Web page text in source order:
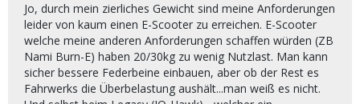
Jo, durch mein zierliches Gewicht sind meine Anforderungen
leider von kaum einen E-Scooter zu erreichen. E-Scooter
welche meine anderen Anforderungen schaffen würden (ZB
Nami Burn-E) haben 20/30kg zu wenig Nutzlast. Man kann
sicher bessere Federbeine einbauen, aber ob der Rest es
Fahrwerks die Überbelastung aushält...man weiß es nicht.